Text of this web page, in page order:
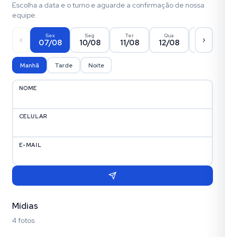
Escolha a data e o turno e aguarde a confirmação de nossa
equipe.
Sex
07/08
Seg
10/08
Ter
11/08
Qua
12/08 13/08
Manhã Tarde Noite
NOME
CELULAR
E-MAIL
Mídias
4 fotos